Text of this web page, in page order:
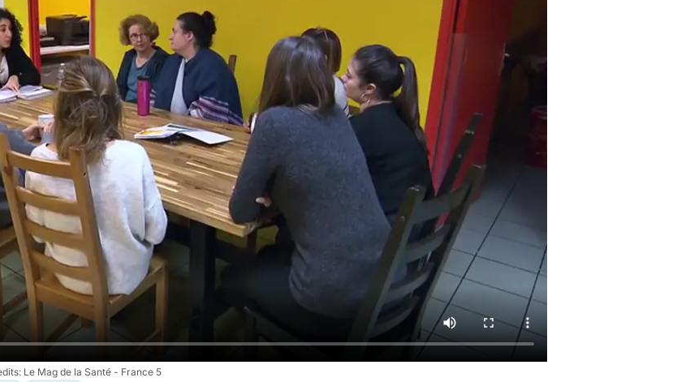
Le Mag de la Santé - France 5